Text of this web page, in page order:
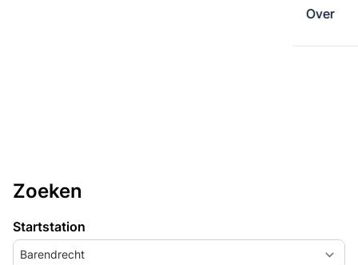
Over
Zoeken
Startstation
Barendrecht